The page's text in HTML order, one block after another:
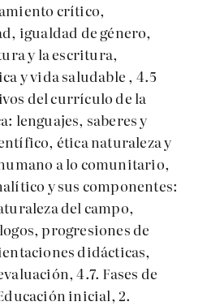
crítico,
igualdad de género,
y la escritura,
y vida saludable , 4.5
del currículo de la
lenguajes, saberes y
ética naturaleza y
a lo comunitario,
y sus componentes:
del campo,
progresiones de
didácticas,
4.7. Fases de
inicial, 2.